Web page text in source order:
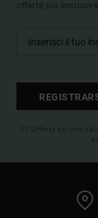
offerte più
(*) Offerta on-line